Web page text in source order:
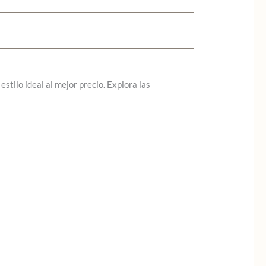
ideal al mejor precio. Explora las